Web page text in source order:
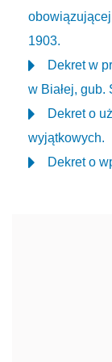
1903.
Dekret w
w Białej, gub.
Dekret o
wyjątkowych.
Dekret o